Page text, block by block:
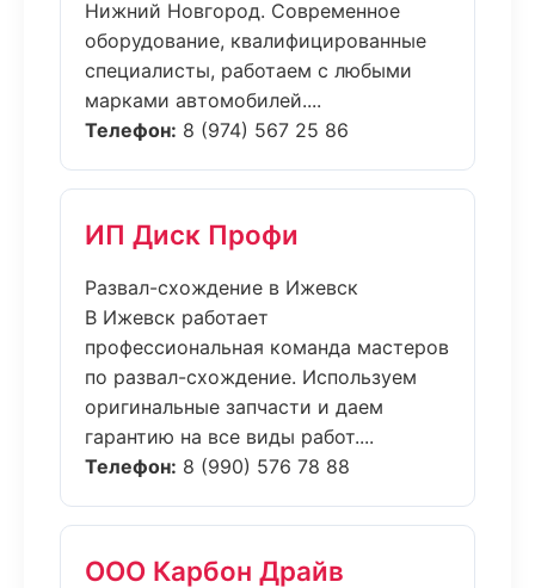
Нижний Новгород. Современное
оборудование, квалифицированные
специалисты, работаем с любыми
марками автомобилей....
Телефон: 8 (974) 567 25 86
ИП Диск Профи
Развал-схождение в Ижевск
В Ижевск работает
профессиональная команда мастеров
по развал-схождение. Используем
оригинальные запчасти и даем
гарантию на все виды работ....
Телефон: 8 (990) 576 78 88
ООО Карбон Драйв